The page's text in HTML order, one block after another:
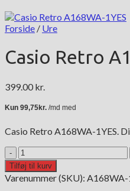
Forside / Ure
Casio Retro
399.00 kr.
Casio Retro A168WA-1YES.
Casio
Retro
A168WA-
1YES
Tilføj til kurv
Varenummer (SKU): A168WA-